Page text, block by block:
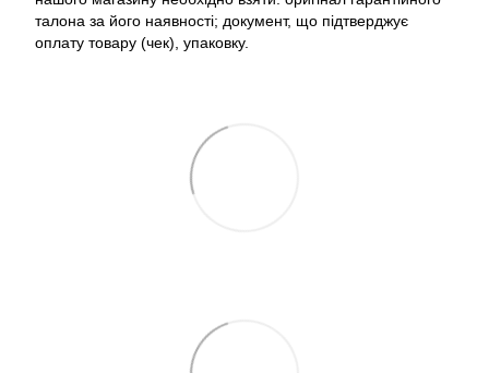
талона за його наявності; документ, що підтверджує
оплату товару (чек), упаковку.